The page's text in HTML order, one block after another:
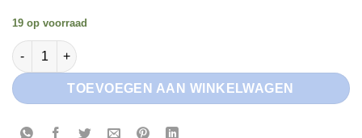
19 op voorraad
Monster Original Tray - 12x500ml aantal
TOEVOEGEN AAN WINKELWAGEN